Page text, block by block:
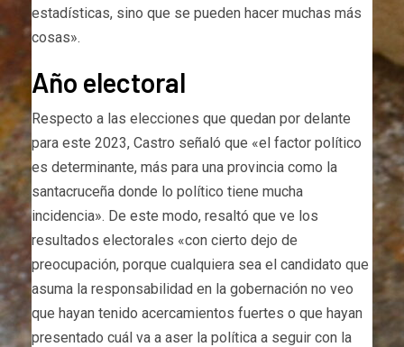
estadísticas, sino que se pueden hacer muchas más
cosas».
Año electoral
Respecto a las elecciones que quedan por delante
para este 2023, Castro señaló que «el factor político
es determinante, más para una provincia como la
santacruceña donde lo político tiene mucha
incidencia». De este modo, resaltó que ve los
resultados electorales «con cierto dejo de
preocupación, porque cualquiera sea el candidato que
asuma la responsabilidad en la gobernación no veo
que hayan tenido acercamientos fuertes o que hayan
presentado cuál va a aser la política a seguir con la